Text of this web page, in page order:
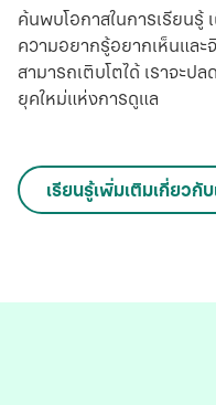
ค้นพบโอกาสในการเรียนรู้
ความอยากรู้อยากเห็นแ
สามารถเติบโตได้ เราจะป
ยุคใหม่แห่งการดูแล
เรียนรู้เพิ่มเติมเกี่ยวกับ